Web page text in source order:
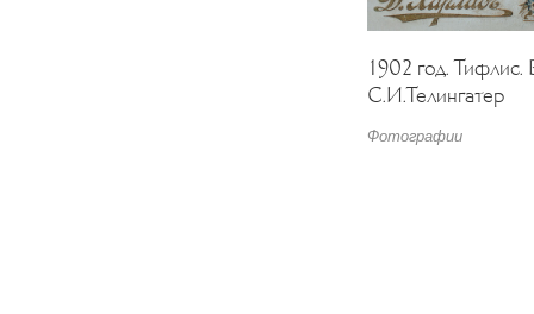
1902 год. Тифлис.
С.И.Телингатер
Фотографии